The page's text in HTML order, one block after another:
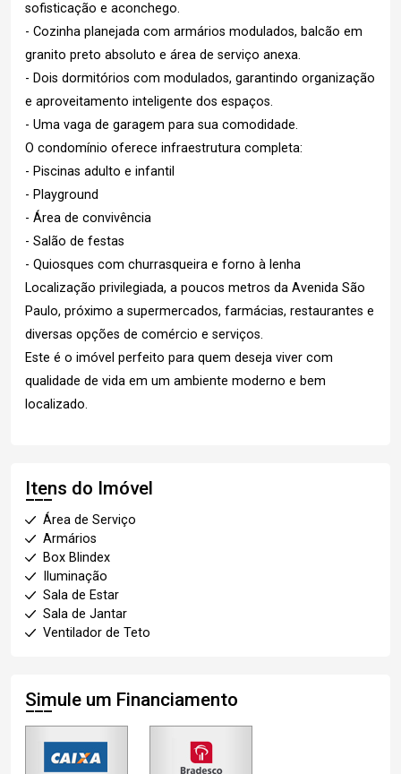
sofisticação e aconchego.
- Cozinha planejada com armários modulados, balcão em
granito preto absoluto e área de serviço anexa.
- Dois dormitórios com modulados, garantindo organização
e aproveitamento inteligente dos espaços.
- Uma vaga de garagem para sua comodidade.
O condomínio oferece infraestrutura completa:
- Piscinas adulto e infantil
- Playground
- Área de convivência
- Salão de festas
- Quiosques com churrasqueira e forno à lenha
Localização privilegiada, a poucos metros da Avenida São
Paulo, próximo a supermercados, farmácias, restaurantes e
diversas opções de comércio e serviços.
Este é o imóvel perfeito para quem deseja viver com
qualidade de vida em um ambiente moderno e bem
localizado.
Itens do Imóvel
Área de Serviço
Armários
Box Blindex
Iluminação
Sala de Estar
Sala de Jantar
Ventilador de Teto
Simule um Financiamento